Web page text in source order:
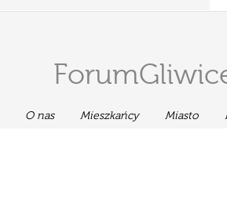
O nas Mieszkańcy Miasto